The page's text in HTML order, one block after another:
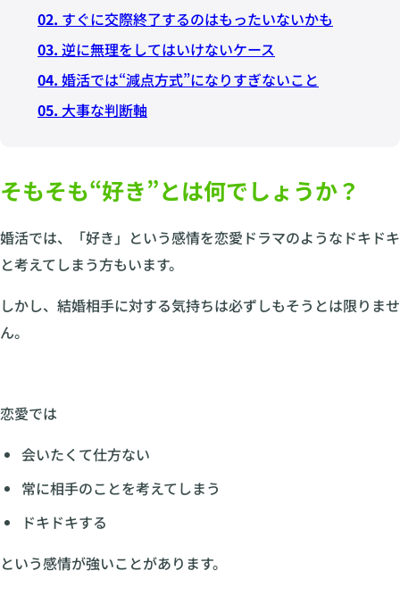
02. すぐに交際終了するのはもったいないかも
03. 逆に無理をしてはいけないケース
04. 婚活では“減点方式”になりすぎないこと
05. 大事な判断軸
そもそも“好き”とは何でしょうか？
婚活では、「好き」という感情を恋愛ドラマのようなドキドキ
と考えてしまう方もいます。
しかし、結婚相手に対する気持ちは必ずしもそうとは限りませ
ん。
恋愛では
会いたくて仕方ない
常に相手のことを考えてしまう
ドキドキする
という感情が強いことがあります。